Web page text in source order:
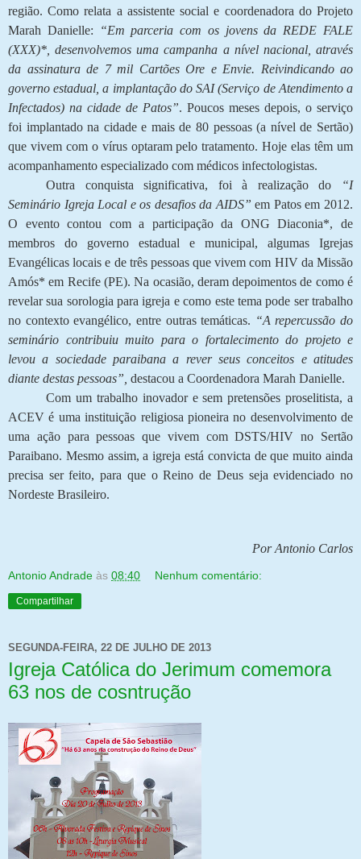
região. Como relata a assistente social e coordenadora do Projeto
Marah Danielle:
“Em parceria com os jovens da REDE FALE
(XXX)*, desenvolvemos uma campanha a nível nacional, através
da assinatura de 7 mil Cartões Ore e Envie. Reivindicando ao
governo estadual, a implantação do SAI (Serviço de Atendimento a
Infectados) na cidade de Patos”. Poucos meses depois, o serviço
foi implantado na cidade e mais de 80 pessoas (a nível de Sertão)
que vivem com o vírus optaram pelo tratamento. Hoje elas têm um
acompanhamento especializado com médicos infectologistas.
Outra conquista significativa, foi à realização do
“I
Seminário Igreja Local e os desafios da AIDS” em Patos em 2012.
O evento contou com a participação da ONG Diaconia*, de
membros do governo estadual e municipal, algumas Igrejas
Evangélicas locais e de três pessoas que vivem com HIV da Missão
Amós* em Recife (PE). Na ocasião, deram depoimentos de como é
revelar sua sorologia para igreja e como este tema pode ser trabalho
no contexto evangélico, entre outras temáticas. “A repercussão do
seminário contribuiu muito para o fortalecimento do projeto e
levou a sociedade paraibana a rever seus conceitos e atitudes
diante destas pessoas”, destacou a Coordenadora Marah Danielle.
Com um trabalho inovador e sem pretensões proselitista, a
ACEV é uma instituição religiosa pioneira no desenvolvimento de
uma ação para pessoas que vivem com DSTS/HIV no Sertão
Paraibano. Mesmo assim, a igreja está convicta de que muito ainda
precisa ser feito, para que o Reino de Deus seja evidenciado no
Nordeste Brasileiro.
Por Antonio Carlos
Antonio Andrade às 08:40 Nenhum comentário:
Compartilhar
SEGUNDA-FEIRA, 22 DE JULHO DE 2013
Igreja Católica do Jerimum comemora
63 nos de cosntrução